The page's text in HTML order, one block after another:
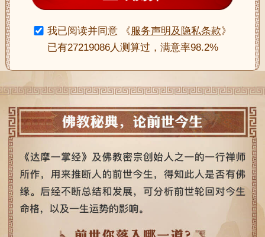
我已阅读并同意 《服务声明及隐私条款》
已有27219086人测算过，满意率98.2%